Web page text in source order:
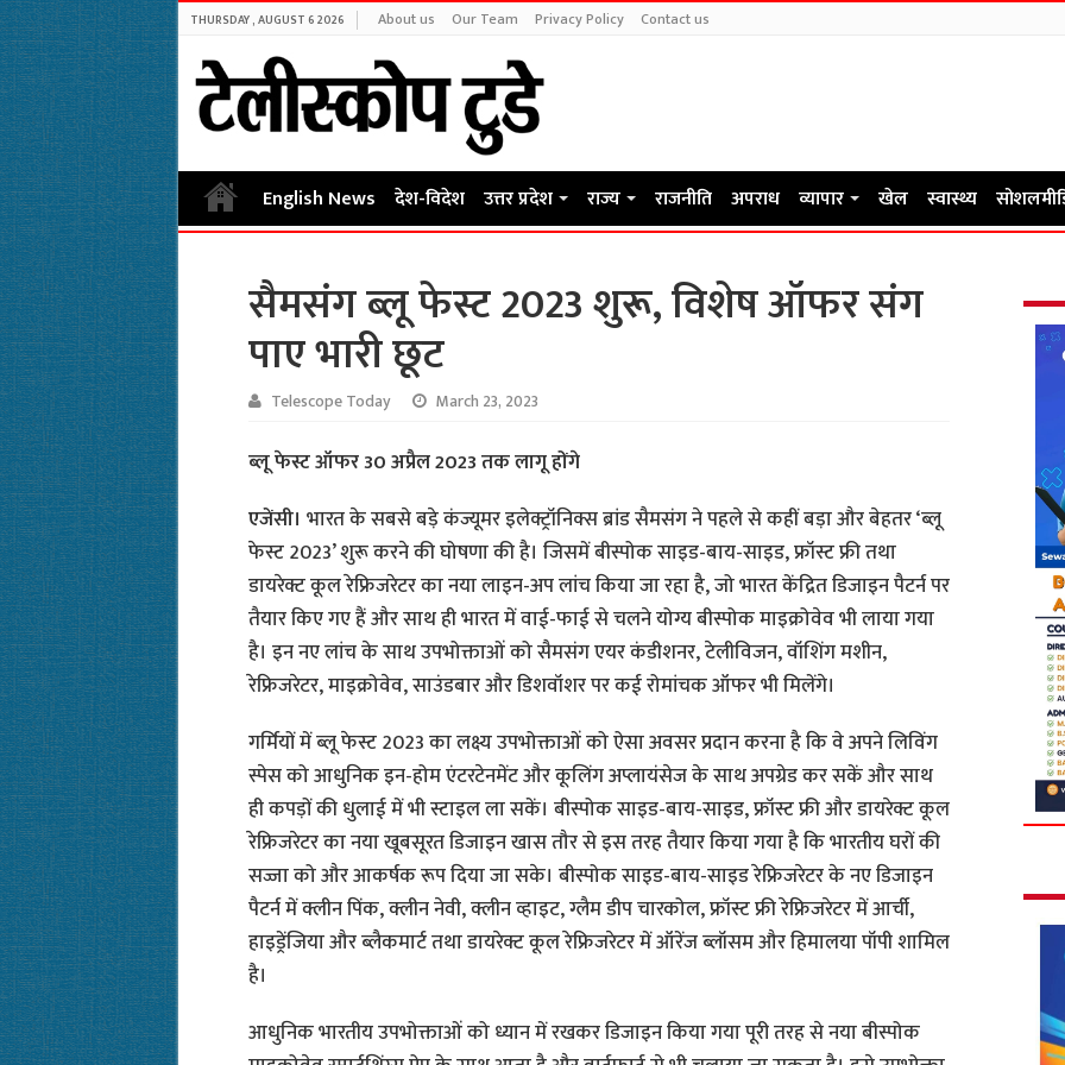
THURSDAY , AUGUST 6 2026 About us Our Team Privacy Policy Contact us
English News देश-विदेश उत्तर प्रदेश राज्य राजनीति अपराध व्यापार खेल स्वास्थ्य
सैमसंग ब्लू फेस्ट 2023 शुरू, विशेष ऑफर संग
पाए भारी छूट
Telescope Today March 23, 2023
ब्लू फेस्ट ऑफर 30 अप्रैल 2023 तक लागू होंगे
एजेंसी। भारत के सबसे बड़े कंज्यूमर इलेक्ट्रॉनिक्स ब्रांड सैमसंग ने पहले से कहीं बड़ा और बेहतर ‘ब्लू
फेस्ट 2023’ शुरू करने की घोषणा की है। जिसमें बीस्पोक साइड-बाय-साइड, फ्रॉस्ट फ्री तथा
डायरेक्ट कूल रेफ्रिजरेटर का नया लाइन-अप लांच किया जा रहा है, जो भारत केंद्रित डिजाइन पैटर्न पर
तैयार किए गए हैं और साथ ही भारत में वाई-फाई से चलने योग्य बीस्पोक माइक्रोवेव भी लाया गया
है। इन नए लांच के साथ उपभोक्ताओं को सैमसंग एयर कंडीशनर, टेलीविजन, वॉशिंग मशीन,
रेफ्रिजरेटर, माइक्रोवेव, साउंडबार और डिशवॉशर पर कई रोमांचक ऑफर भी मिलेंगे।
गर्मियों में ब्लू फेस्ट 2023 का लक्ष्य उपभोक्ताओं को ऐसा अवसर प्रदान करना है कि वे अपने लिविंग
स्पेस को आधुनिक इन-होम एंटरटेनमेंट और कूलिंग अप्लायंसेज के साथ अपग्रेड कर सकें और साथ
ही कपड़ों की धुलाई में भी स्टाइल ला सकें। बीस्पोक साइड-बाय-साइड, फ्रॉस्ट फ्री और डायरेक्ट कूल
रेफ्रिजरेटर का नया खूबसूरत डिजाइन खास तौर से इस तरह तैयार किया गया है कि भारतीय घरों की
सज्जा को और आकर्षक रूप दिया जा सके। बीस्पोक साइड-बाय-साइड रेफ्रिजरेटर के नए डिजाइन
पैटर्न में क्लीन पिंक, क्लीन नेवी, क्लीन व्हाइट, ग्लैम डीप चारकोल, फ्रॉस्ट फ्री रेफ्रिजरेटर में आर्ची,
हाइड्रेंजिया और ब्लैकमार्ट तथा डायरेक्ट कूल रेफ्रिजरेटर में ऑरेंज ब्लॉसम और हिमालया पॉपी शामिल
है।
आधुनिक भारतीय उपभोक्ताओं को ध्यान में रखकर डिजाइन किया गया पूरी तरह से नया बीस्पोक